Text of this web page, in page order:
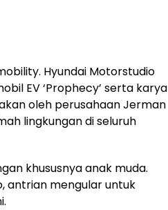
Hyundai Motorstudio
EV ‘Prophecy’ serta karya
oleh perusahaan Jerman
lingkungan di seluruh
khususnya anak muda.
antrian mengular untuk